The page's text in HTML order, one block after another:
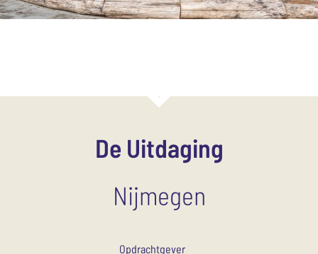
De Uitdaging
Nijmegen
Opdrachtgever